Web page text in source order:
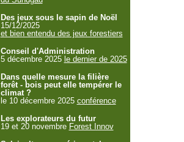
Des jeux sous le sapin de Noël
15/12/2025
et bien entendu des jeux forestiers
Conseil d'Administration
5 décembre 2025 le dernier de 2025
Dans quelle mesure la filière
forêt - bois peut elle tempérer le
climat ?
le 10 décembre 2025 conférence
Les explorateurs du futur
19 et 20 novembre Forest Innov